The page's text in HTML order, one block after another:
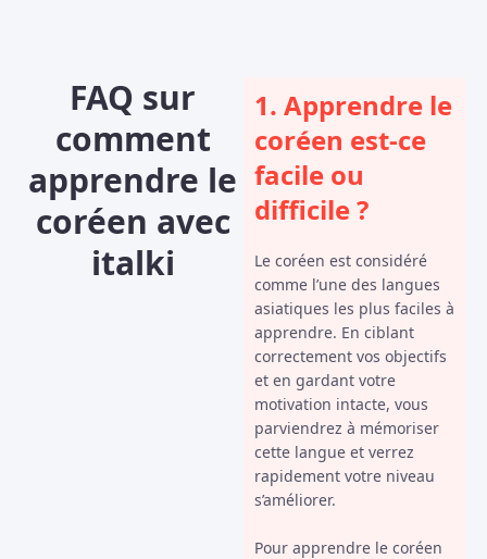
FAQ sur
comment
apprendre le
coréen avec
italki
1. Apprendre le
coréen est-ce
facile ou
difficile ?
Le coréen est considéré
comme l’une des langues
asiatiques les plus faciles à
apprendre. En ciblant
correctement vos objectifs
et en gardant votre
motivation intacte, vous
parviendrez à mémoriser
cette langue et verrez
rapidement votre niveau
s’améliorer.
Pour apprendre le coréen